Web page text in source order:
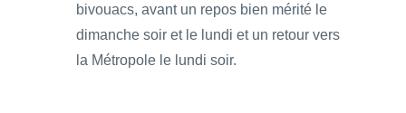
bivouacs, avant un repos bien mérité le
dimanche soir et le lundi et un retour vers
la Métropole le lundi soir.